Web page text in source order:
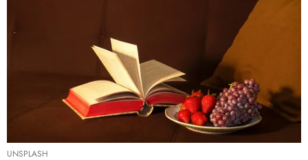
UNSPLASH